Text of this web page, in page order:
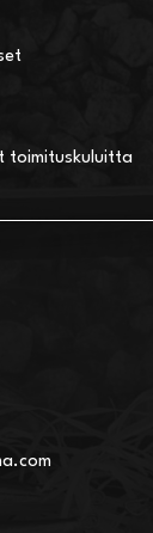
toimituskuluitta